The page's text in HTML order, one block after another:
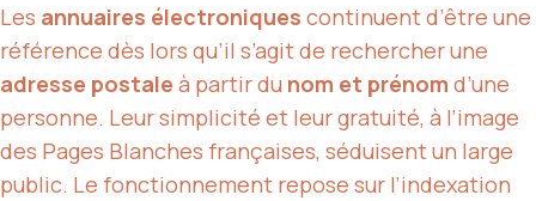
Les annuaires électroniques continuent d’être une
référence dès lors qu’il s’agit de rechercher une
adresse postale à partir du nom et prénom d’une
personne. Leur simplicité et leur gratuité, à l’image
des Pages Blanches françaises, séduisent un large
public. Le fonctionnement repose sur l’indexation